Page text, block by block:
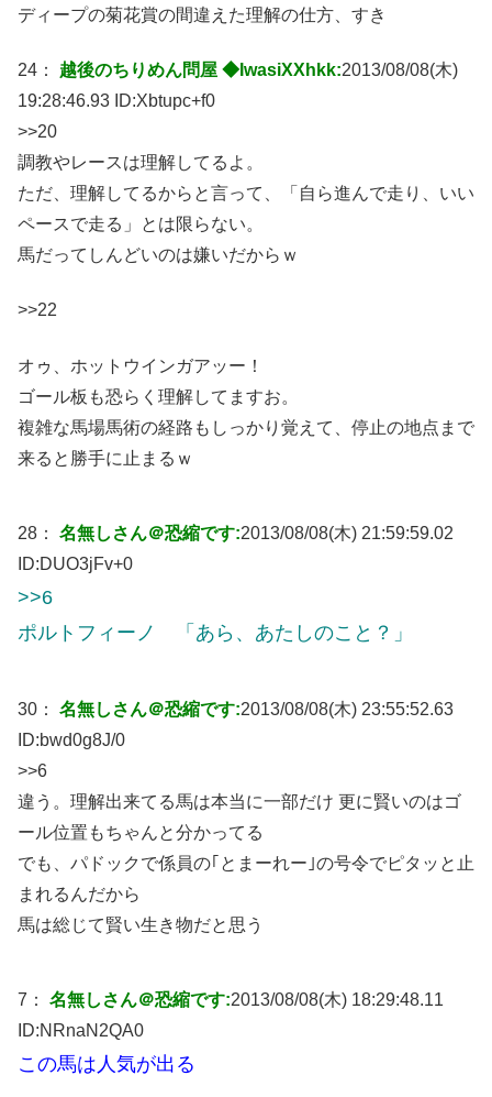
ディープの菊花賞の間違えた理解の仕方、すき
24： 越後のちりめん問屋 ◆IwasiXXhkk:2013/08/08(木)
19:28:46.93 ID:Xbtupc+f0
>>20
調教やレースは理解してるよ。
ただ、理解してるからと言って、「自ら進んで走り、いい
ペースで走る」とは限らない。
馬だってしんどいのは嫌いだからｗ
>>22
オゥ、ホットウインガアッー！
ゴール板も恐らく理解してますお。
複雑な馬場馬術の経路もしっかり覚えて、停止の地点まで
来ると勝手に止まるｗ
28： 名無しさん＠恐縮です:2013/08/08(木) 21:59:59.02
ID:DUO3jFv+0
>>6
ポルトフィーノ 「あら、あたしのこと？」
30： 名無しさん＠恐縮です:2013/08/08(木) 23:55:52.63
ID:bwd0g8J/0
>>6
違う。理解出来てる馬は本当に一部だけ 更に賢いのはゴ
ール位置もちゃんと分かってる
でも、パドックで係員の｢とまーれー｣の号令でピタッと止
まれるんだから
馬は総じて賢い生き物だと思う
7： 名無しさん＠恐縮です:2013/08/08(木) 18:29:48.11
ID:NRnaN2QA0
この馬は人気が出る